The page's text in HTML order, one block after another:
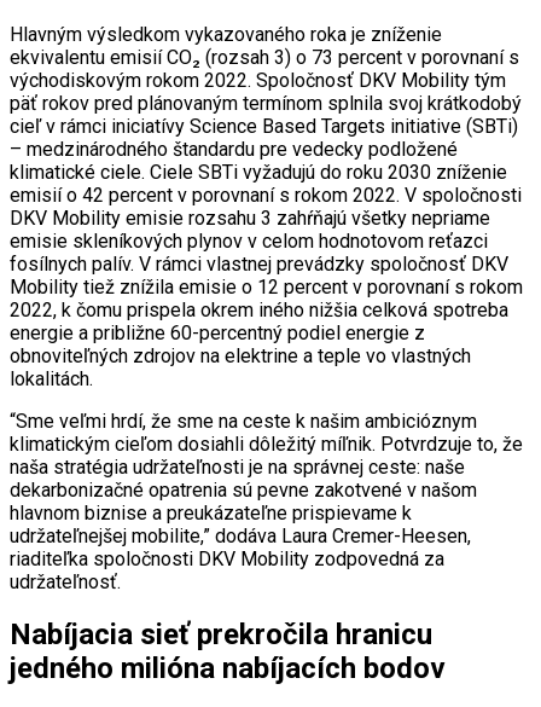
Hlavným výsledkom vykazovaného roka je zníženie
ekvivalentu emisií CO₂ (rozsah 3) o 73 percent v porovnaní s
východiskovým rokom 2022. Spoločnosť DKV Mobility tým
päť rokov pred plánovaným termínom splnila svoj krátkodobý
cieľ v rámci iniciatívy Science Based Targets initiative (SBTi)
– medzinárodného štandardu pre vedecky podložené
klimatické ciele. Ciele SBTi vyžadujú do roku 2030 zníženie
emisií o 42 percent v porovnaní s rokom 2022. V spoločnosti
DKV Mobility emisie rozsahu 3 zahŕňajú všetky nepriame
emisie skleníkových plynov v celom hodnotovom reťazci
fosílnych palív. V rámci vlastnej prevádzky spoločnosť DKV
Mobility tiež znížila emisie o 12 percent v porovnaní s rokom
2022, k čomu prispela okrem iného nižšia celková spotreba
energie a približne 60-percentný podiel energie z
obnoviteľných zdrojov na elektrine a teple vo vlastných
lokalitách.
“Sme veľmi hrdí, že sme na ceste k našim ambicióznym
klimatickým cieľom dosiahli dôležitý míľnik. Potvrdzuje to, že
naša stratégia udržateľnosti je na správnej ceste: naše
dekarbonizačné opatrenia sú pevne zakotvené v našom
hlavnom biznise a preukázateľne prispievame k
udržateľnejšej mobilite,” dodáva Laura Cremer-Heesen,
riaditeľka spoločnosti DKV Mobility zodpovedná za
udržateľnosť.
Nabíjacia sieť prekročila hranicu
jedného milióna nabíjacích bodov